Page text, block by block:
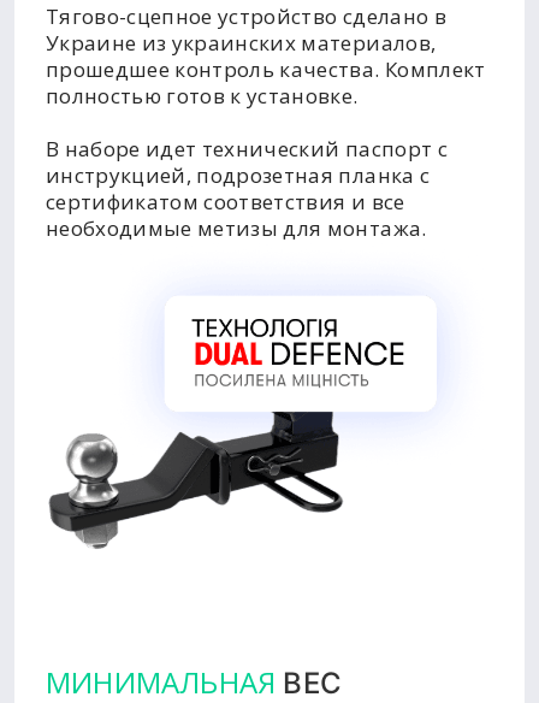
Тягово-сцепное устройство сделано в
Украине из украинских материалов,
прошедшее контроль качества. Комплект
полностью готов к установке.
В наборе идет технический паспорт с
инструкцией, подрозетная планка с
сертификатом соответствия и все
необходимые метизы для монтажа.
МИНИМАЛЬНАЯ ВЕС